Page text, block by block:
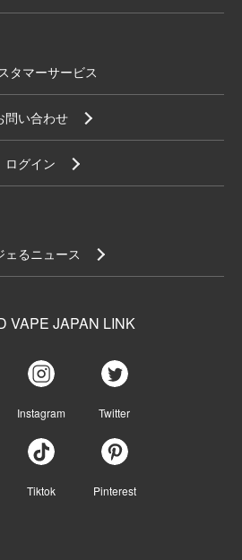
タマーサービス
問い合わせ
ログイン
ェるニュース
VAPE JAPAN LINK
Instagram Twitter
Tiktok Pinterest